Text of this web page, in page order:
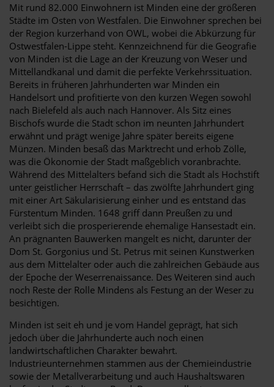
Mit rund 82.000 Einwohnern ist Minden eine der größeren
Städte im Osten von Westfalen. Die Einwohner sprechen bei
der Region kurzerhand von OWL, wobei die Abkürzung für
Ostwestfalen-Lippe steht. Kennzeichnend für die Geografie
von Minden ist die Lage an der Kreuzung von Weser und
Mittellandkanal und damit die perfekte Verkehrssituation.
Bereits in früheren Jahrhunderten war Minden ein
Handelsort und profitierte von den kurzen Wegen sowohl
nach Bielefeld als auch nach Hannover. Als Sitz eines
Bischofs wurde die Stadt schon im neunten Jahrhundert
erwähnt und prägt wenige Jahre später bereits eigene
Münzen. Minden besaß das Marktrecht und erhob Zölle,
was die Ökonomie der Stadt maßgeblich voranbrachte.
Während des Mittelalters befand sich die Stadt als Hochstift
unter geistlicher Herrschaft – das zwölfte Jahrhundert ging
mit einer Art Säkularisierung einher und es entstand das
Fürstentum Minden. 1648 griff dann Preußen zu und
verleibt sich die prosperierende ehemalige Hansestadt ein.
An prägnanten Bauwerken mangelt es nicht, darunter der
Dom St. Gorgonius und St. Petrus mit seinen Kunstwerken
aus dem Mittelalter oder auch die zahlreichen Gebäude aus
der Epoche der Weserrenaissance. Des Weiteren sind auch
noch Reste der Rolle Mindens als Festung an der Weser zu
besichtigen.
Minden ist seit eh und je vom Handel geprägt, hat sich
jedoch über die Jahrhunderte auch noch einen
landwirtschaftlichen Charakter bewahrt.
Industrieunternehmen stammen aus der Chemieindustrie
sowie der Metallverarbeitung und auch Haushaltswaren